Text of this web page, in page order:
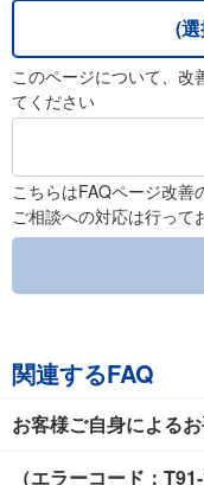
(
このページについて、改
てください
こちらはFAQページ改善
ご相談への対応は行って
関連するFAQ
お客様ご自身による
（エラーコード：